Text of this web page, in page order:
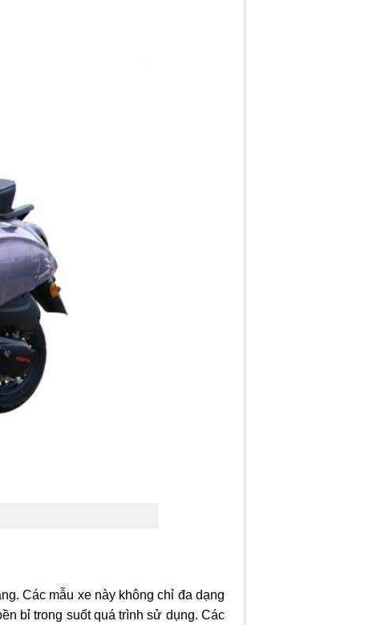
Các mẫu xe này không chỉ đa dạng
bỉ trong suốt quá trình sử dụng. Các